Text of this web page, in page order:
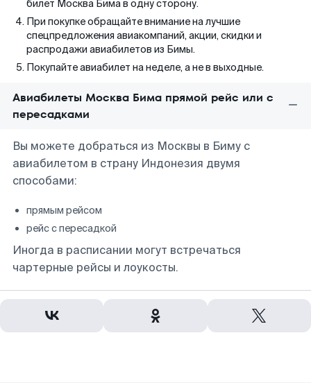
билет Москва Бима в одну сторону.
При покупке обращайте внимание на лучшие
спецпредложения авиакомпаний, акции, скидки и
распродажи авиабилетов из Бимы.
Покупайте авиабилет на неделе, а не в выходные.
Авиабилеты Москва Бима прямой рейс или с
пересадками
Вы можете добраться из Москвы в Биму с
авиабилетом в страну Индонезия двумя
способами:
прямым рейсом
рейс с пересадкой
Иногда в расписании могут встречаться
чартерные рейсы и лоукосты.